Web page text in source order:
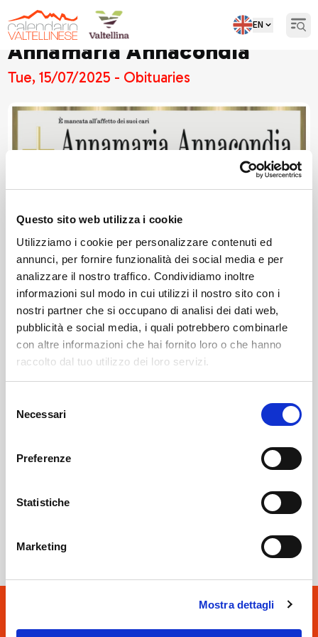
Questo sito web utilizza i cookie
Utilizziamo i cookie per personalizzare contenuti ed
annunci, per fornire funzionalità dei social media e per
analizzare il nostro traffico. Condividiamo inoltre
informazioni sul modo in cui utilizzi il nostro sito con i
nostri partner che si occupano di analisi dei dati web,
pubblicità e social media, i quali potrebbero combinarle
con altre informazioni che hai fornito loro o che hanno
raccolto dal tuo utilizzo dei loro servizi.
delNecessari
Preferenze
Statistiche
Marketing
Mostra dettagli
EN
Annamaria Annacondia
Tue, 15/07/2025 - Obituaries
Ponte In Valtellina SOF Società Onoranze Funebri